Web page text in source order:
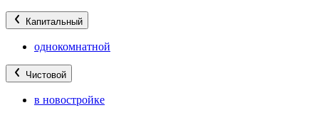
Капитальный
однокомнатной
Чистовой
в новостройке